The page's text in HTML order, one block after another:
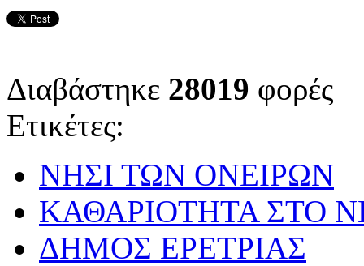
Διαβάστηκε 28019 φορές
Ετικέτες:
ΝΗΣΙ ΤΩΝ ΟΝΕΙΡΩΝ
ΚΑΘΑΡΙΟΤΗΤΑ ΣΤΟ
ΔΗΜΟΣ ΕΡΕΤΡΙΑΣ